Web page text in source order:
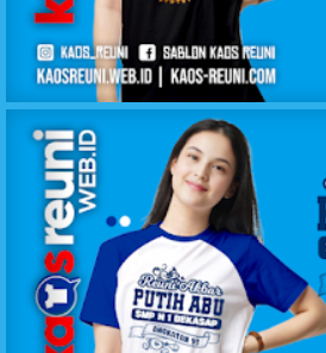
KAOS RELAWAN LINGKUNGAN HIDUP RT1